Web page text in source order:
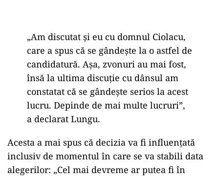
„Am discutat şi eu cu domnul Ciolacu,
care a spus că se gândeşte la o astfel de
candidatură. Aşa, zvonuri au mai fost,
însă la ultima discuţie cu dânsul am
constatat că se gândeşte serios la acest
lucru. Depinde de mai multe lucruri”,
a declarat Lungu.
Acesta a mai spus că decizia va fi influenţată
inclusiv de momentul în care se va stabili data
alegerilor: „Cel mai devreme ar putea fi în